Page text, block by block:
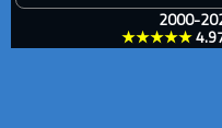
2000-
★★★★★